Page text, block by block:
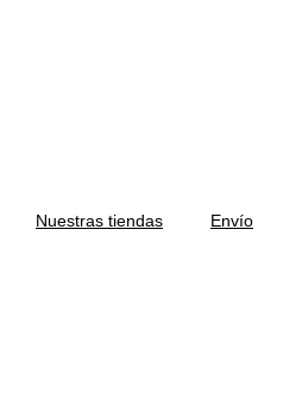
Nuestras tiendas Envío